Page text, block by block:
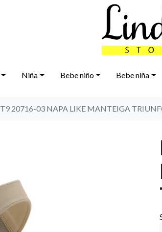
Niña Bebe niño Bebe niña
20716-03 NAPA LIKE MANTEIGA